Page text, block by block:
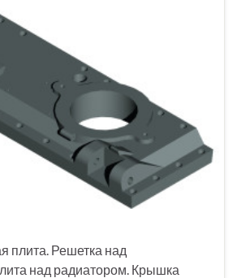
плита. Решетка над
над радиатором. Крышка